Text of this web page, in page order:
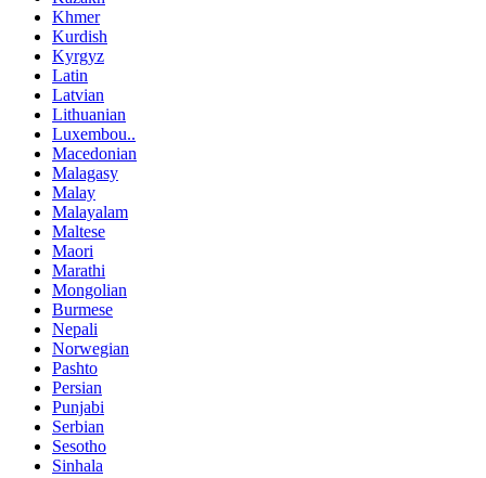
Khmer
Kurdish
Kyrgyz
Latin
Latvian
Lithuanian
Luxembou..
Macedonian
Malagasy
Malay
Malayalam
Maltese
Maori
Marathi
Mongolian
Burmese
Nepali
Norwegian
Pashto
Persian
Punjabi
Serbian
Sesotho
Sinhala